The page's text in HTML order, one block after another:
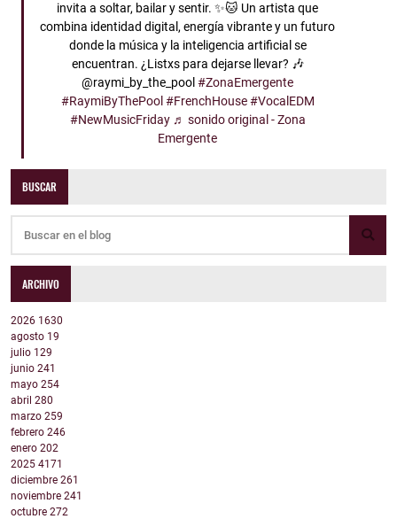
invita a soltar, bailar y sentir. ✨🐱 Un artista que
combina identidad digital, energía vibrante y un futuro
donde la música y la inteligencia artificial se
encuentran. ¿Listxs para dejarse llevar? 🎶
@raymi_by_the_pool #ZonaEmergente
#RaymiByThePool #FrenchHouse #VocalEDM
#NewMusicFriday ♬ sonido original - Zona
Emergente
BUSCAR
ARCHIVO
2026 1630
agosto 19
julio 129
junio 241
mayo 254
abril 280
marzo 259
febrero 246
enero 202
2025 4171
diciembre 261
noviembre 241
octubre 272